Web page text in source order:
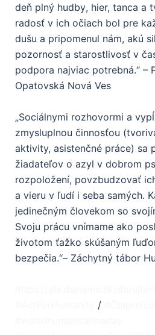
deň plný hudby, hier, tanca a
radosť v ich očiach bol pre
dušu a pripomenul nám, akú
pozornosť a starostlivosť v
podpora najviac potrebná.“ –
Opatovská Nová Ves
„Sociálnymi rozhovormi a
zmysluplnou činnosťou
aktivity, asistenčné práce) sa
žiadateľov o azyl v dobrom
rozpoložení, povzbudzovať
a vieru v ľudí i seba samých.
jedinečným človekom so
Svoju prácu vnímame ako
životom ťažko skúšaným
bezpečia.“– Záchytný tábor
/